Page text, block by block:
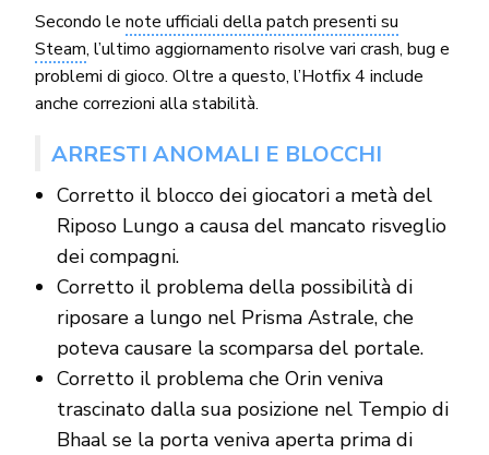
Secondo le note ufficiali della patch presenti su
Steam, l’ultimo aggiornamento risolve vari crash, bug e
problemi di gioco. Oltre a questo, l’Hotfix 4 include
anche correzioni alla stabilità.
ARRESTI ANOMALI E BLOCCHI
Corretto il blocco dei giocatori a metà del
Riposo Lungo a causa del mancato risveglio
dei compagni.
Corretto il problema della possibilità di
riposare a lungo nel Prisma Astrale, che
poteva causare la scomparsa del portale.
Corretto il problema che Orin veniva
trascinato dalla sua posizione nel Tempio di
Bhaal se la porta veniva aperta prima di